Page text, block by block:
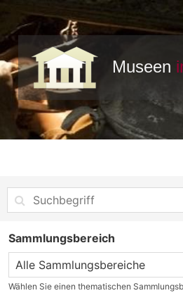
Sammlungsbereich
Wählen Sie einen thematischen